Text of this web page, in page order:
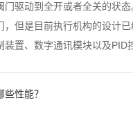
门驱动到全开或者全关的状
，但是目前执行机构的设计
置、数字通讯模块以及PID
性能？